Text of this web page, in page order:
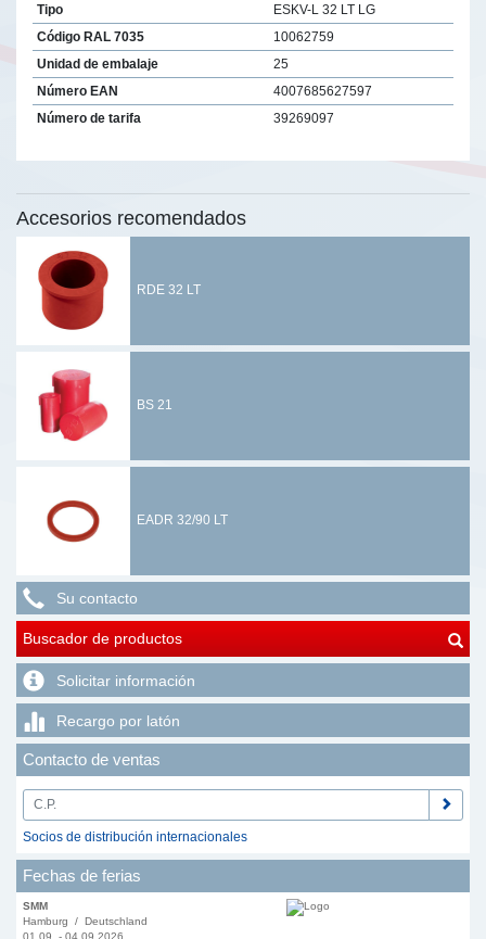
Tipo
ESKV-L 32 LT LG
Código RAL 7035
10062759
Unidad de embalaje
25
Número EAN
4007685627597
Número de tarifa
39269097
Accesorios recomendados
RDE 32 LT
BS 21
EADR 32/90 LT
Su contacto
Buscador de productos
Solicitar información
Recargo por latón
Contacto de ventas
Socios de distribución internacionales
Fechas de ferias
SMM
Hamburg / Deutschland
01.09. - 04.09.2026